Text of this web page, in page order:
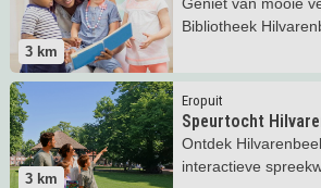
3 km
Bibliotheek
3 km
Eropuit
Speurtocht
Ontdek
interactieve
Lees meer Speurtocht Hilvarenbeek